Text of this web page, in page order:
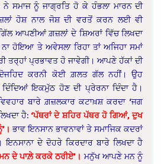
ਸਮਾਜ ਨੂੰ ਜਾਗ੍ਰਤਿ ਹੋ ਕੇ ਹੰਭਲਾ ਮਾਰਨ ਦੀ
ਹੋਸ਼ ਨਾਲ ਜੋਸ਼ ਦੀ ਵਰਤੋਂ ਕਰਨ ਲਈ ਵੀ
ਆਪਣੀਆਂ ਗ਼ਜ਼ਲਾਂ ਦੇ ਸ਼ਿਅਰਾਂ ਵਿੱਚ ਲਿਖਦਾ
ਹੋਇਆ ਤੇ ਅਵੇਸਲਾ ਰਿਹਾ ਤਾਂ ਅਜਿਹਾ ਸਮਾਂ
ਤਰ੍ਹਾਂ ਪ੍ਰਭਾਵਤ ਹੋ ਜਾਵੇਗੀ। ਆਪਣੇ ਹੱਕਾਂ ਦੀ
ਕਰਨੀ ਕੋਈ ਗ਼ਲਤ ਗੱਲ ਨਹੀਂ। ਉਹ
ਇਕਮੁੱਠ ਹੋਣ ਦੀ ਪ੍ਰੇਰਨਾ ਦਿੰਦਾ ਹੈ।
ਬਾਰੇ ਗ਼ਜ਼ਲਕਾਰ ਕਟਾਖ਼ਸ਼ ਕਰਦਾ ‘ਜਗ
ਹੈ: ‘ਪੱਥਰਾਂ ਦੇ ਸ਼ਹਿਰ ਪੱਥਰ ਹੋ ਗਿਆਂ, ਦੁਖ
ਭਾਵ ਇਨਸਾਨ ਭਾਵਨਾਵਾਂ ਤੇ ਸਮਾਜਿਕ ਕਦਰਾਂ
ਦੇ ਦੋਹਰੇ ਕਿਰਦਾਰ ਬਾਰੇ ਲਿਖਦਾ ਹੈ
ਦੇ ਪਾਲ਼ੇ ਕਰਕੇ ਠਰੀਏ’। ਮਨੁੱਖ ਆਪਣੇ ਮਨ ਨੂੰ